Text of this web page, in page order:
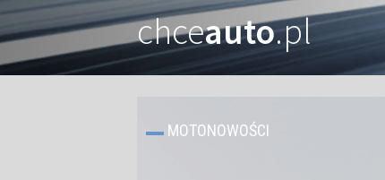
chceauto.pl
MOTONOWOŚCI